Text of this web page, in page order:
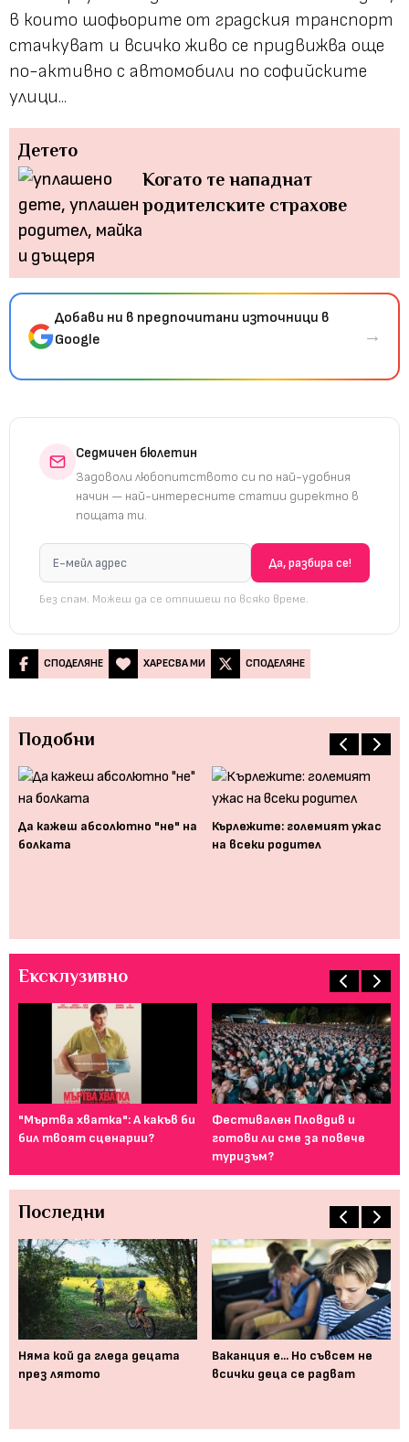
в които шофьорите от градския транспорт
стачкуват и всичко живо се придвижва още
по-активно с автомобили по софийските
улици...
Детето
Когато те нападнат
родителските страхове
Добави ни в предпочитани източници в
Google
→
Седмичен бюлетин
Задоволи любопитството си по най-удобния
начин — най-интересните статии директно в
пощата ти.
Без спам. Можеш да се отпишеш по всяко време.
СПОДЕЛЯНЕ ХАРЕСВА МИ СПОДЕЛЯНЕ
Подобни
Да кажеш абсолютно "не" на
болката
Кърлежите: големият ужас
на всеки родител
Ексклузивно
"Мъртва хватка": А какъв би
бил твоят сценарии?
Фестивален Пловдив и
готови ли сме за повече
туризъм?
Последни
Няма кой да гледа децата
през лятото
Ваканция е... Но съвсем не
всички деца се радват